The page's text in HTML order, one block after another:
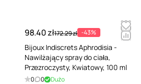
98.40 zł172.29 zł -43%
Bijoux Indiscrets Aphrodisia -
Nawilżający spray do ciała,
Przezroczysty, Kwiatowy, 100 ml
0 0 Dużo